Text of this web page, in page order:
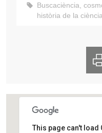
Buscaciència,
història de la
This page can't